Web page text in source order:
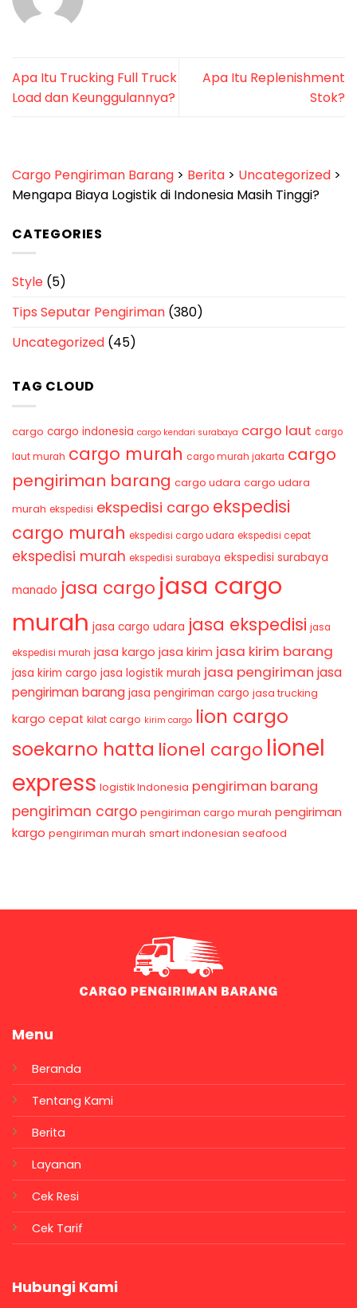
Apa Itu Trucking Full Truck
Load dan Keunggulannya?
Apa Itu Replenishment
Stok?
Cargo Pengiriman Barang > Berita > Uncategorized >
Mengapa Biaya Logistik di Indonesia Masih Tinggi?
CATEGORIES
Style (5)
Tips Seputar Pengiriman (380)
Uncategorized (45)
TAG CLOUD
cargo cargo indonesia cargo kendari surabaya cargo laut cargo
laut murah cargo murah cargo murah jakarta cargo
pengiriman barang cargo udara cargo udara
murah ekspedisi ekspedisi cargo ekspedisi
cargo murah ekspedisi cargo udara ekspedisi cepat
ekspedisi murah ekspedisi surabaya ekspedisi surabaya
manado jasa cargo jasa cargo
murah jasa cargo udara jasa ekspedisi jasa
ekspedisi murah jasa kargo jasa kirim jasa kirim barang
jasa kirim cargo jasa logistik murah jasa pengiriman jasa
pengiriman barang jasa pengiriman cargo jasa trucking
kargo cepat kilat cargo kirim cargo lion cargo
soekarno hatta lionel cargo lionel
express logistik Indonesia pengiriman barang
pengiriman cargo pengiriman cargo murah pengiriman
kargo pengiriman murah smart indonesian seafood
Menu
Beranda
Tentang Kami
Berita
Layanan
Cek Resi
Cek Tarif
Hubungi Kami